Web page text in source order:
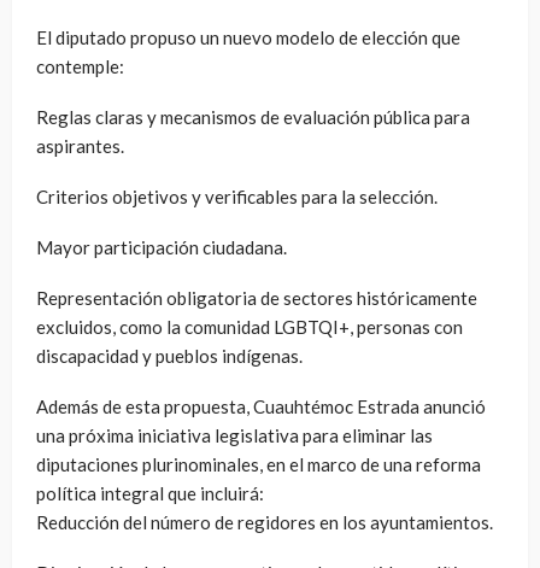
El diputado propuso un nuevo modelo de elección que
contemple:
Reglas claras y mecanismos de evaluación pública para
aspirantes.
Criterios objetivos y verificables para la selección.
Mayor participación ciudadana.
Representación obligatoria de sectores históricamente
excluidos, como la comunidad LGBTQI+, personas con
discapacidad y pueblos indígenas.
Además de esta propuesta, Cuauhtémoc Estrada anunció
una próxima iniciativa legislativa para eliminar las
diputaciones plurinominales, en el marco de una reforma
política integral que incluirá:
Reducción del número de regidores en los ayuntamientos.